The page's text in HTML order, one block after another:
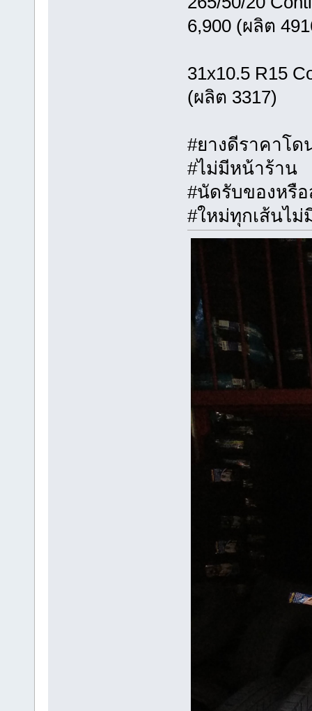
6,900 (ผลิต
31x10.5 R15
(ผลิต 3317)
#ยางดีราคาโด
#ไม่มีหน้าร้าน
#นัดรับของหรื
#ใหม่ทุกเส้นไม่